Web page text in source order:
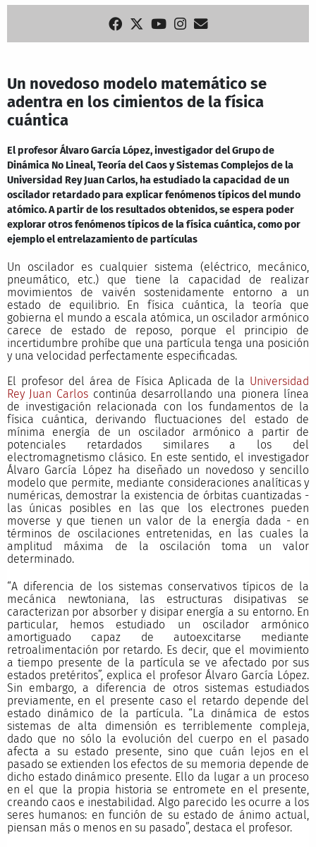
Un novedoso modelo matemático se
adentra en los cimientos de la física
cuántica
El profesor Álvaro García López, investigador del Grupo de
Dinámica No Lineal, Teoría del Caos y Sistemas Complejos de la
Universidad Rey Juan Carlos, ha estudiado la capacidad de un
oscilador retardado para explicar fenómenos típicos del mundo
atómico. A partir de los resultados obtenidos, se espera poder
explorar otros fenómenos típicos de la física cuántica, como por
ejemplo el entrelazamiento de partículas
Un oscilador es cualquier sistema (eléctrico, mecánico,
pneumático, etc.) que tiene la capacidad de realizar
movimientos de vaivén sostenidamente entorno a un
estado de equilibrio. En física cuántica, la teoría que
gobierna el mundo a escala atómica, un oscilador armónico
carece de estado de reposo, porque el principio de
incertidumbre prohíbe que una partícula tenga una posición
y una velocidad perfectamente especificadas.
El profesor del área de Física Aplicada de la Universidad
Rey Juan Carlos continúa desarrollando una pionera línea
de investigación relacionada con los fundamentos de la
física cuántica, derivando fluctuaciones del estado de
mínima energía de un oscilador armónico a partir de
potenciales retardados similares a los del
electromagnetismo clásico. En este sentido, el investigador
Álvaro García López ha diseñado un novedoso y sencillo
modelo que permite, mediante consideraciones analíticas y
numéricas, demostrar la existencia de órbitas cuantizadas -
las únicas posibles en las que los electrones pueden
moverse y que tienen un valor de la energía dada - en
términos de oscilaciones entretenidas, en las cuales la
amplitud máxima de la oscilación toma un valor
determinado.
“A diferencia de los sistemas conservativos típicos de la
mecánica newtoniana, las estructuras disipativas se
caracterizan por absorber y disipar energía a su entorno. En
particular, hemos estudiado un oscilador armónico
amortiguado capaz de autoexcitarse mediante
retroalimentación por retardo. Es decir, que el movimiento
a tiempo presente de la partícula se ve afectado por sus
estados pretéritos”, explica el profesor Álvaro García López.
Sin embargo, a diferencia de otros sistemas estudiados
previamente, en el presente caso el retardo depende del
estado dinámico de la partícula. “La dinámica de estos
sistemas de alta dimensión es terriblemente compleja,
dado que no sólo la evolución del cuerpo en el pasado
afecta a su estado presente, sino que cuán lejos en el
pasado se extienden los efectos de su memoria depende de
dicho estado dinámico presente. Ello da lugar a un proceso
en el que la propia historia se entromete en el presente,
creando caos e inestabilidad. Algo parecido les ocurre a los
seres humanos: en función de su estado de ánimo actual,
piensan más o menos en su pasado”, destaca el profesor.